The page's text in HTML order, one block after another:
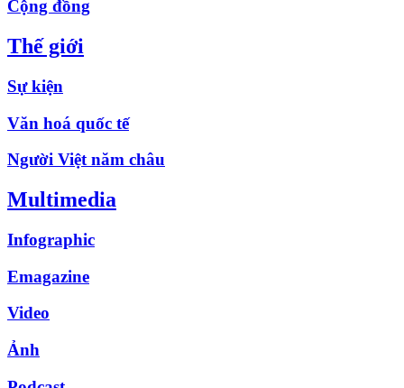
Cộng đồng
Thế giới
Sự kiện
Văn hoá quốc tế
Người Việt năm châu
Multimedia
Infographic
Emagazine
Video
Ảnh